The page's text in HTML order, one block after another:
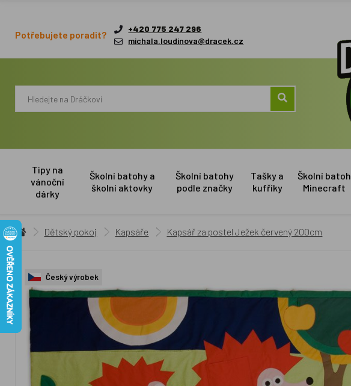
Potřebujete poradit?
+420 775 247 296
michala.loudinova@dracek.cz
Tipy na
vánoční
dárky
Školní batohy a
školní aktovky
Školní batohy
podle značky
Tašky a
kufříky
Školní batoh
Minecraft
Dětský pokoj Kapsáře Kapsář za postel Ježek červený 200cm
Český výrobek